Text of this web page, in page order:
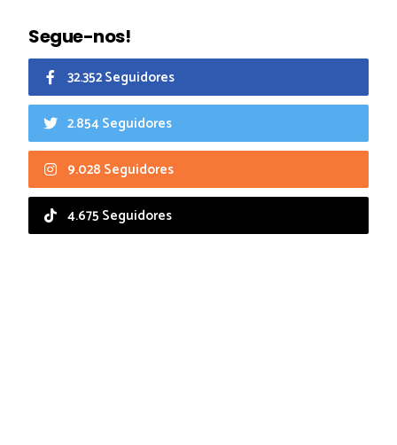
Segue-nos!
32.352 Seguidores
2.854 Seguidores
9.028 Seguidores
4.675 Seguidores